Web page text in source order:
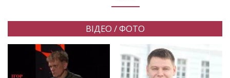
ВІДЕО / ФОТО